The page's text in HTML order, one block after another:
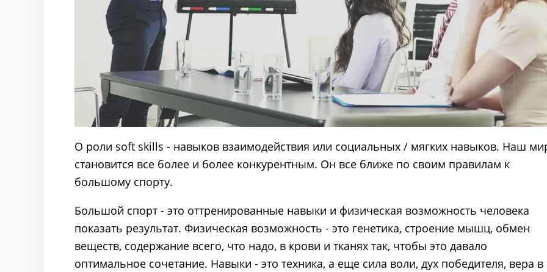
О роли soft skills - навыков взаимодействия или социальных / мягких навыков. Наш
становится все более и более конкурентным. Он все ближе по своим правилам к
большому спорту.
Большой спорт - это оттренированные навыки и физическая возможность человека
показать результат. Физическая возможность - это генетика, строение мышц, обмен
веществ, содержание всего, что надо, в крови и тканях так, чтобы это давало
оптимальное сочетание. Навыки - это техника, а еще сила воли, дух победителя, вера в